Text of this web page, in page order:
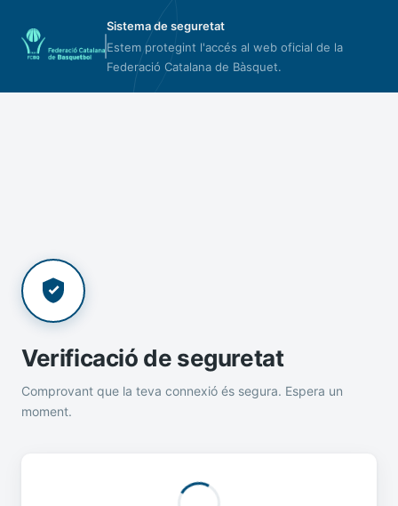
Sistema de seguretat
Estem protegint l'accés al web oficial de la
Federació Catalana de Bàsquet.
Verificació de seguretat
Comprovant que la teva connexió és segura. Espera un
moment.